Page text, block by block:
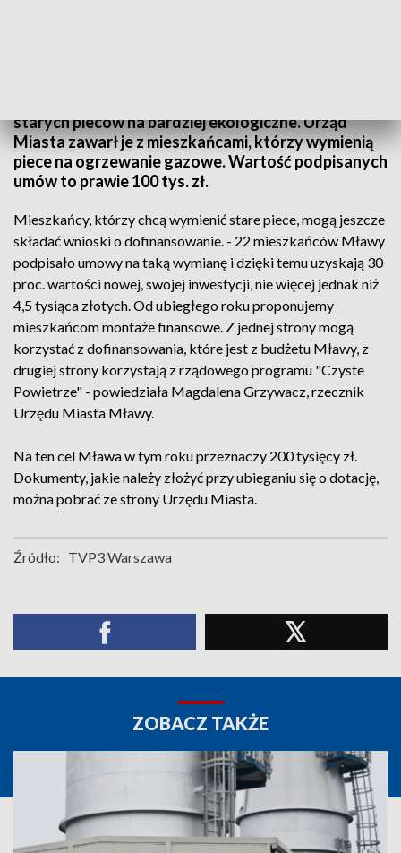
starych pieców na bardziej ekologiczne. Urząd
Miasta zawarł je z mieszkańcami, którzy wymienią
piece na ogrzewanie gazowe. Wartość podpisanych
umów to prawie 100 tys. zł.
Mieszkańcy, którzy chcą wymienić stare piece, mogą jeszcze
składać wnioski o dofinansowanie. - 22 mieszkańców Mławy
podpisało umowy na taką wymianę i dzięki temu uzyskają 30
proc. wartości nowej, swojej inwestycji, nie więcej jednak niż
4,5 tysiąca złotych. Od ubiegłego roku proponujemy
mieszkańcom montaże finansowe. Z jednej strony mogą
korzystać z dofinansowania, które jest z budżetu Mławy, z
drugiej strony korzystają z rządowego programu "Czyste
Powietrze" - powiedziała Magdalena Grzywacz, rzecznik
Urzędu Miasta Mławy.
Na ten cel Mława w tym roku przeznaczy 200 tysięcy zł.
Dokumenty, jakie należy złożyć przy ubieganiu się o dotację,
można pobrać ze strony Urzędu Miasta.
Źródło: TVP3 Warszawa
ZOBACZ TAKŻE